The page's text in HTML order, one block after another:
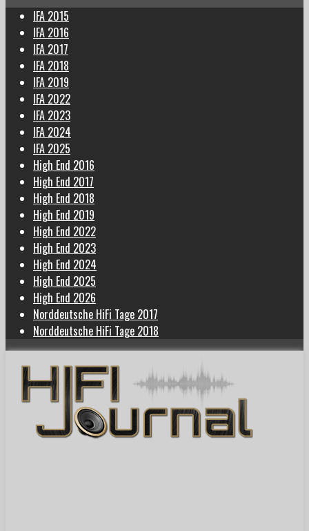
IFA 2015
IFA 2016
IFA 2017
IFA 2018
IFA 2019
IFA 2022
IFA 2023
IFA 2024
IFA 2025
High End 2016
High End 2017
High End 2018
High End 2019
High End 2022
High End 2023
High End 2024
High End 2025
High End 2026
Norddeutsche HiFi Tage 2017
Norddeutsche HiFi Tage 2018